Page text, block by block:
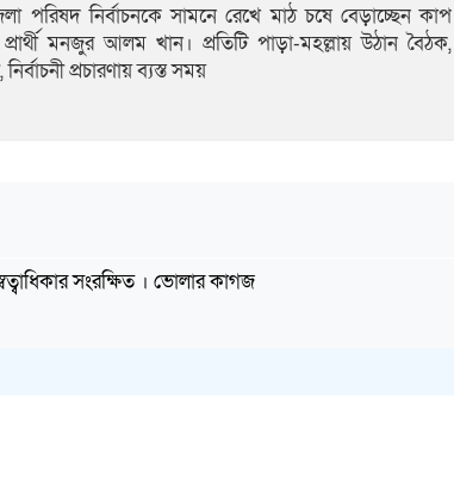
পরিষদ নির্বাচনকে সামনে রেখে মাঠ চষে বেড়াচ্ছেন কাপ
প্রার্থী মনজুর আলম খান। প্রতিটি পাড়া-মহল্লায় উঠান বৈঠক,
প্রচারণায় ব্যস্ত সময়
সংরক্ষিত । ভোলার কাগজ